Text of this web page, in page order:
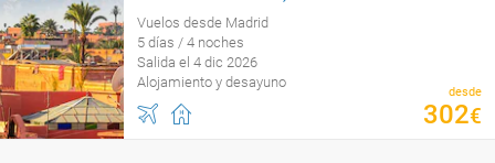
Vuelos desde Madrid
5 días / 4 noches
Salida el 4 dic 2026
Alojamiento y desayuno
desde
302€